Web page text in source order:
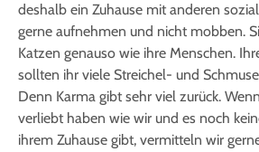
deshalb ein Zuhause mit anderen
gerne aufnehmen und nicht mobben.
Katzen genauso wie ihre Menschen.
sollten ihr viele Streichel- und
Denn Karma gibt sehr viel zurück.
verliebt haben wie wir und es noch
ihrem Zuhause gibt, vermitteln wir